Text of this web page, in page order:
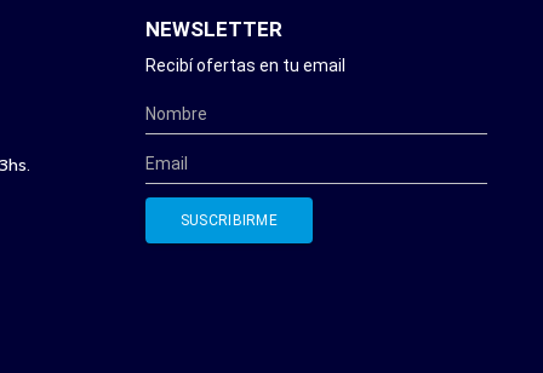
NEWSLETTER
Recibí ofertas en tu email